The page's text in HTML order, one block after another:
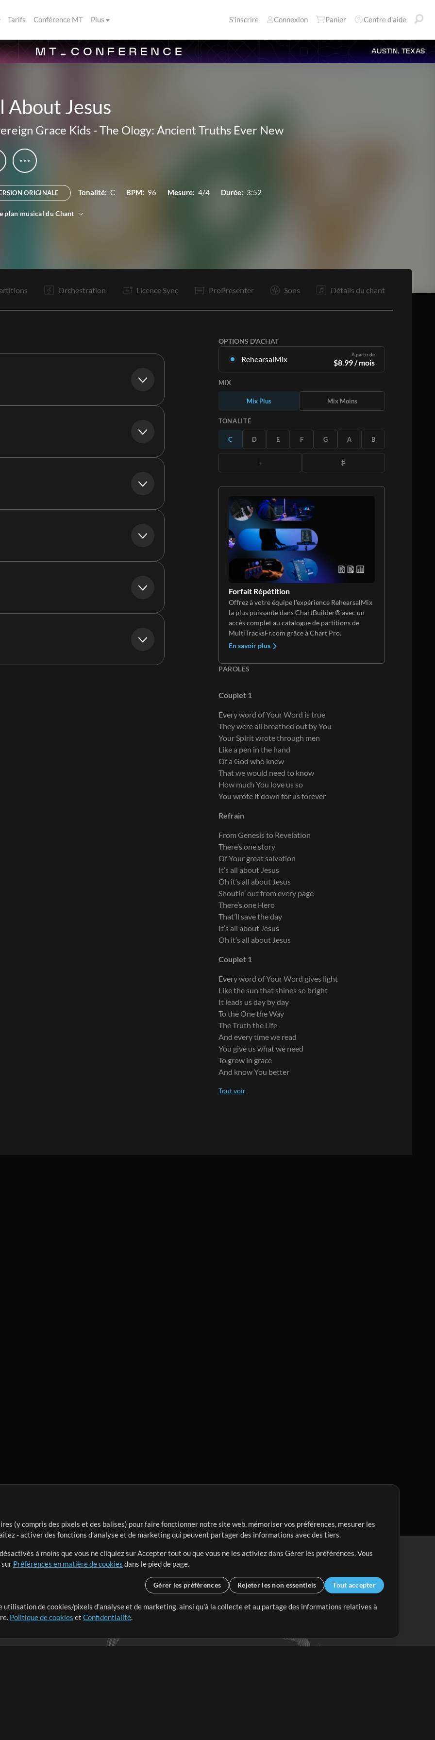
Tarifs Conférence MT Plus S'inscrire Connexion Panier Centre d'aide
AUSTIN, TEXAS
About Jesus
Grace Kids - The Ology: Ancient Truths Ever New
ORIGINALE Tonalité: C BPM: 96 Mesure: 4/4 Durée: 3:52
plan musical du Chant
Orchestration Licence Sync ProPresenter Sons Détails du chant
OPTIONS D'ACHAT
RehearsalMix À partir de
$8.99/ mois
original. Disponible dans les 12 tonalités avec
des Mix Plus et Moins pour chaque partition et
En savoir plus
S'ABONNER
MIX
Mix Plus Mix Moins
TONALITÉ
C D E F G A B
Forfait Répétition
Offrez à votre équipe l'expérience RehearsalMix
la plus puissante dans ChartBuilder® avec un
accès complet au catalogue de partitions de
MultiTracksFr.com grâce à Chart Pro.
En savoir plus
PAROLES
Couplet 1
Every word of Your Word is true
They were all breathed out by You
Your Spirit wrote through men
Like a pen in the hand
Of a God who knew
That we would need to know
How much You love us so
You wrote it down for us forever
Refrain
From Genesis to Revelation
There’s one story
Of Your great salvation
It’s all about Jesus
Oh it’s all about Jesus
Shoutin’ out from every page
There’s one Hero
That’ll save the day
It’s all about Jesus
Oh it’s all about Jesus
Couplet 1
Every word of Your Word gives light
Like the sun that shines so bright
It leads us day by day
To the One the Way
The Truth the Life
And every time we read
You give us what we need
To grow in grace
And know You better
dans le monde entier en
leur temps pour ce qui
(y compris des pixels et des balises) pour faire fonctionner notre site web, mémoriser vos préférences, mesurer les
- activer des fonctions d'analyse et de marketing qui peuvent partager des informations avec des tiers.
à moins que vous ne cliquiez sur Accepter tout ou que vous ne les activiez dans Gérer les préférences. Vous
sur Préférences en matière de cookies dans le pied de page.
Gérer les préférences Rejeter les non essentiels Tout accepter
utilisation de cookies/pixels d'analyse et de marketing, ainsi qu'à la collecte et au partage des informations relatives à
Politique de cookies et Confidentialité.